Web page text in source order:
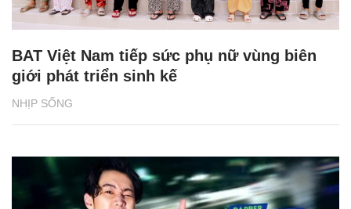
NHỊP SỐNG
BAT Việt Nam tiếp sức phụ nữ vùng biên
giới phát triển sinh kế